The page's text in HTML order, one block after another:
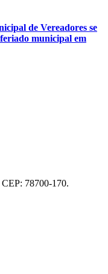
de Vereadores se
municipal em
78700-170.